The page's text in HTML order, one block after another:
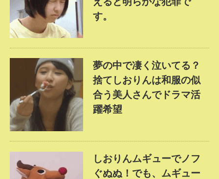
す。
夢の中で凄く泣いてる？
捨てしおりんは和服の似
合う美人さんでドラマ活
躍希望
しおりんムギューでノフ
ぐぬぬ！でも、ムギュー